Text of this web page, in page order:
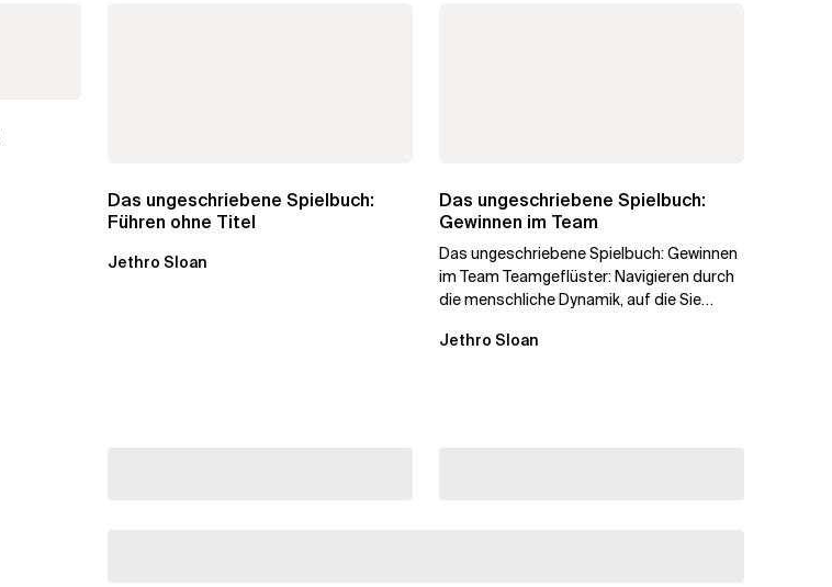
Das ungeschriebene Spielbuch:
Führen ohne Titel
Jethro Sloan
Das ungeschriebene Spielbuch:
Gewinnen im Team
Das ungeschriebene Spielbuch: Gewinnen
im Team Teamgeflüster: Navigieren durch
die menschliche Dynamik, auf die Sie
Jethro Sloan